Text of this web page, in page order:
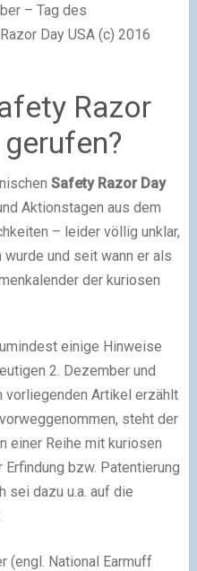
– Tag des
Day USA (c) 2016
Razor
Safety Razor Day
Aktionstagen aus dem
– leider völlig unklar,
und seit wann er als
der kuriosen
einige Hinweise
2. Dezember und
Artikel erzählt
steht der
einer Reihe mit kuriosen
bzw. Patentierung
sei dazu u.a. auf die
(engl. National Earmuff